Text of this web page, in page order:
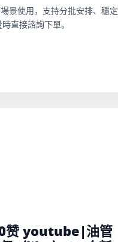
景使用，支持分批安排、穩定
直接諮詢下單。
赞 youtube|油管